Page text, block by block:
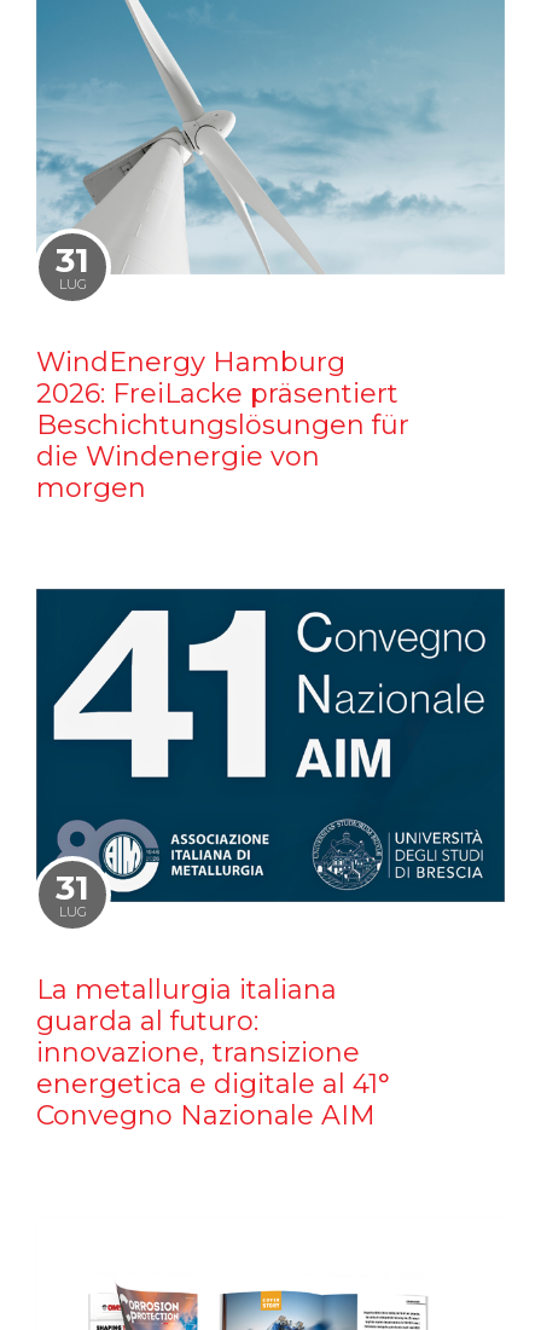
31
LUG
WindEnergy Hamburg
2026: FreiLacke präsentiert
Beschichtungslösungen für
die Windenergie von
morgen
31
LUG
La metallurgia italiana
guarda al futuro:
innovazione, transizione
energetica e digitale al 41°
Convegno Nazionale AIM